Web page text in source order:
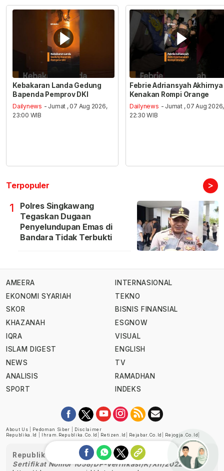
Kebakaran Landa Gedung
Bapenda Pemprov DKI
Dailynews - Jumat , 07 Aug 2026,
23:00 WIB
Febrie Adriansyah Akhirnya
Kenakan Rompi Orange
Dailynews - Jumat , 07 Aug 2026,
22:30 WIB
Terpopuler >
1
Polres Singkawang
Tegaskan Dugaan
Penyelundupan Emas di
Bandara Tidak Terbukti
AMEERA
EKONOMI SYARIAH
SKOR
KHAZANAH
IQRA
ISLAM DIGEST
NEWS
ANALISIS
SPORT
INTERNASIONAL
TEKNO
BISNIS FINANSIAL
ESGNOW
VISUAL
ENGLISH
TV
RAMADHAN
INDEKS
About Us Pedoman Siber
Disclaimer
Republika.id
Ihram.republika.co.id Retizen.id Rejabar.co.id Rejogja.co.id
Republika telah diverifikasi oleh Dewan Pers
Sertifikat Nomor 1058/DP-Verifikasi/K/XII/2022